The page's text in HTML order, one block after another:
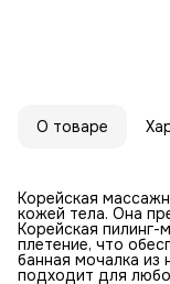
О товаре
Корейская
кожей тела. Она
Корейская пилинг-
плетение, что
банная мочалка из
подходит для